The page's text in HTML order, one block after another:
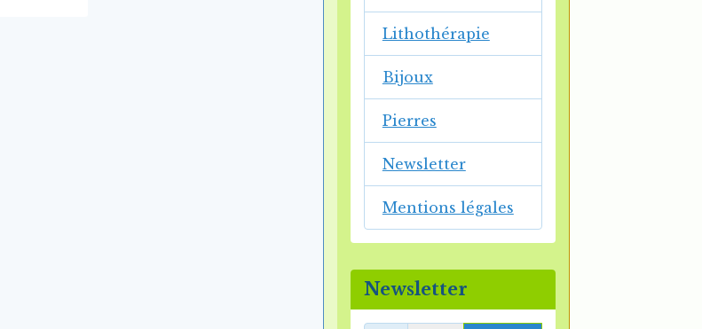
Lithothérapie
Bijoux
Pierres
Newsletter
Mentions légales
Newsletter